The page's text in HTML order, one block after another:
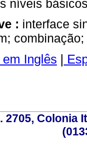
níveis
: interface
Inglês |
2705, Colonia